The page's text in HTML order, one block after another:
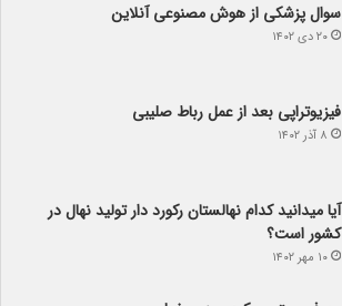
سوال پزشکی از هوش مصنوعی آنلاین
۲۰ دی ۱۴۰۲
فیزیوتراپی بعد از عمل رباط صلیبی
۸ آذر ۱۴۰۲
کشور است؟
۱۰ مهر ۱۴۰۲
معرفی بهترین کرم پودر مخملی